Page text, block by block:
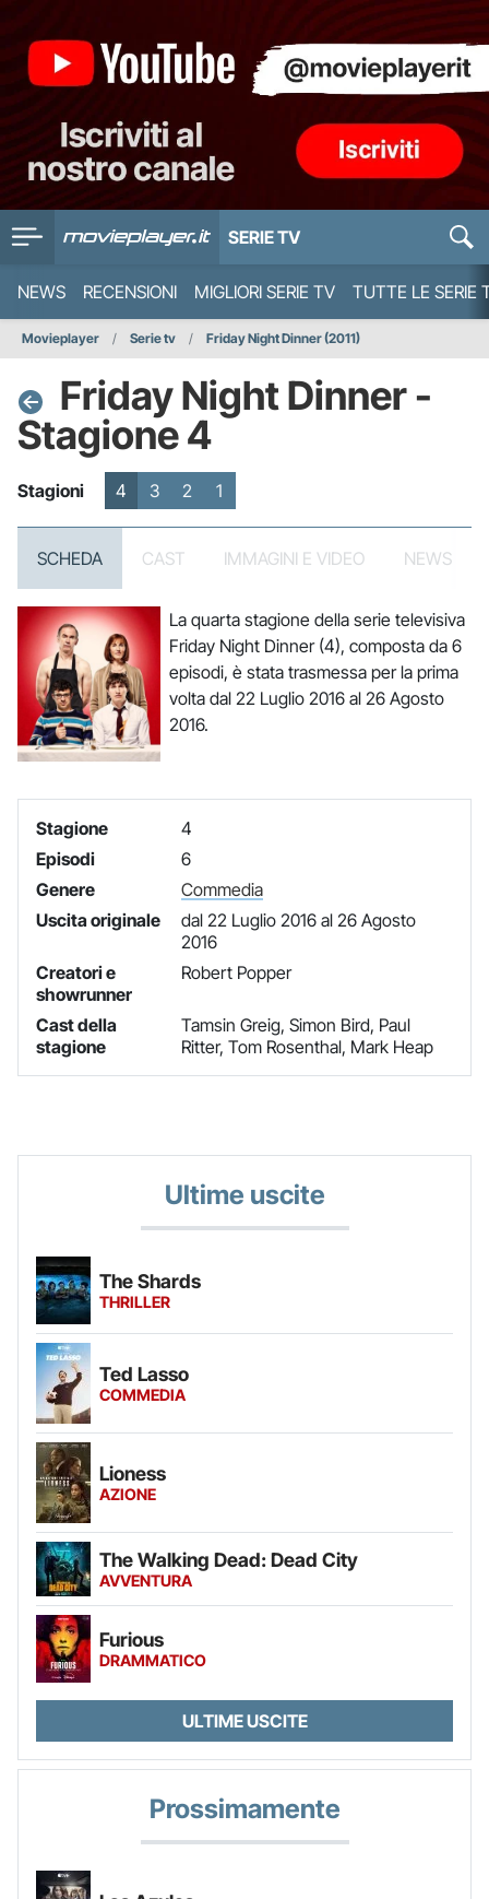
SERIE TV
NEWS RECENSIONI MIGLIORI SERIE TV TUTTE LE SERIE
Movieplayer Serie tv Friday Night Dinner (2011)
Friday Night Dinner -
Stagione 4
Stagioni 4 3 2 1
SCHEDA CAST IMMAGINI E VIDEO NEWS
La quarta stagione della serie televisiva
Friday Night Dinner (4), composta da 6
episodi, è stata trasmessa per la prima
volta dal 22 Luglio 2016 al 26 Agosto
2016.
Stagione
4
Episodi
6
Genere
Commedia
Uscita originale
dal 22 Luglio 2016 al 26 Agosto
2016
Creatori e
showrunner
Robert Popper
Cast della
stagione
Tamsin Greig, Simon Bird, Paul
Ritter, Tom Rosenthal, Mark Heap
Ultime uscite
The Shards
THRILLER
Ted Lasso
COMMEDIA
Lioness
AZIONE
The Walking Dead: Dead City
AVVENTURA
Furious
DRAMMATICO
ULTIME USCITE
Prossimamente